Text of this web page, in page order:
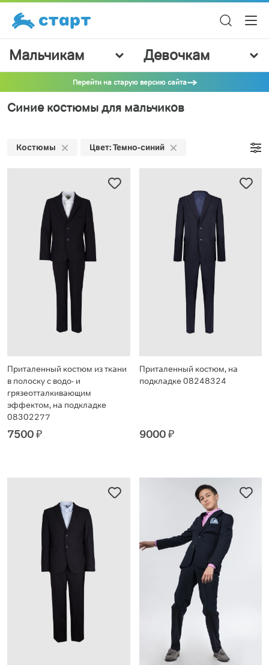
Мальчикам Девочкам
Перейти на старую версию сайта
Синие костюмы для мальчиков
Костюмы Цвет: Темно-синий
Приталенный костюм из ткани
в полоску с водо- и
грязеотталкивающим
эффектом, на подкладке
08302277
7500₽
Приталенный костюм, на
подкладке 08248324
9000₽